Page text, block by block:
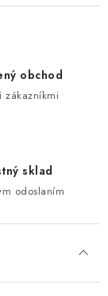
obchod
zákazníkmi
sklad
odoslaním